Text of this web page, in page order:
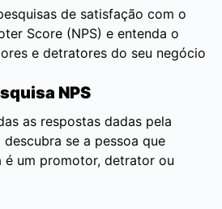
de satisfação com o
Score (NPS) e entenda o
e detratores do seu negócio
NPS
as respostas dadas pela
se a pessoa que
é um promotor, detrator ou